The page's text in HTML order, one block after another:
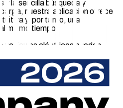
y la sencilla búsqueda y
nuestra aplicación ofrece
y, por tanto, una
mismo tiempo.
vehículos eléctricos pueden
detalles de crédito y facturas
las funciones y ventajas de
B2C para disfrutar de una
e intuitiva que aumente la
clientes.